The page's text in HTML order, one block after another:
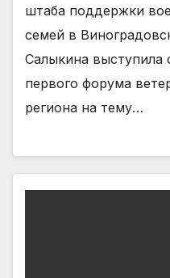
штаба поддержки
семей в
Салыкина выступила
первого форума
региона на тему…